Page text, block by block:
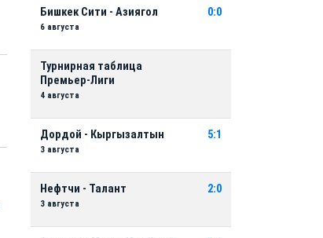
Бишкек Сити - Азиягол
6 августа
0:0
Турнирная таблица
Премьер-Лиги
4 августа
Дордой - Кыргызалтын
3 августа
5:1
Нефтчи - Талант
3 августа
2:0